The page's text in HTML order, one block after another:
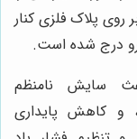
روی پلاک فلزی کنار
درج شده است.
سایش نامنظم
و کاهش پایداری